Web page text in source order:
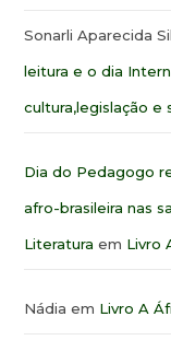
Sonarli Aparecida
leitura e o dia
cultura,legislação e
Dia do Pedagogo
afro-brasileira nas
Literatura em Livro
Nádia em Livro A